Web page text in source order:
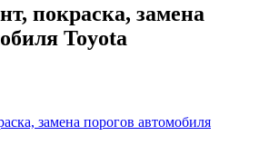
покраска, замена
Toyota